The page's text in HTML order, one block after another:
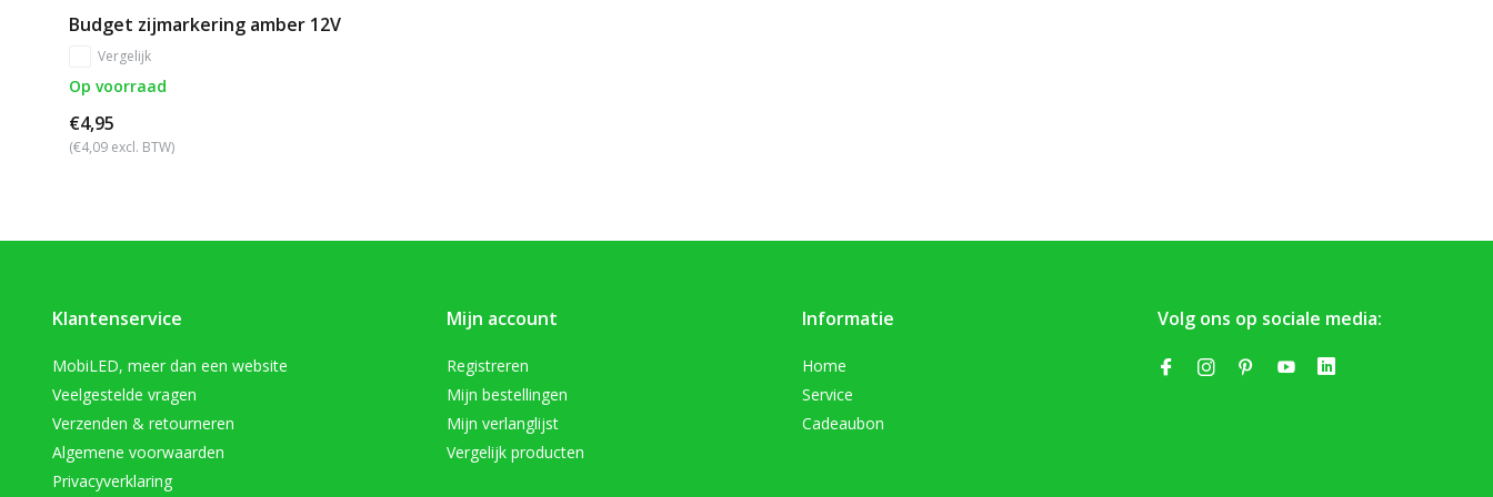
Budget zijmarkering amber 12V
Vergelijk
Op voorraad
€4,95
(€4,09 excl. BTW)
Klantenservice
MobiLED, meer dan een website
Veelgestelde vragen
Verzenden & retourneren
Algemene voorwaarden
Privacyverklaring
Mijn account
Registreren
Mijn bestellingen
Mijn verlanglijst
Vergelijk producten
Informatie
Home
Service
Cadeaubon
Volg ons op sociale media: